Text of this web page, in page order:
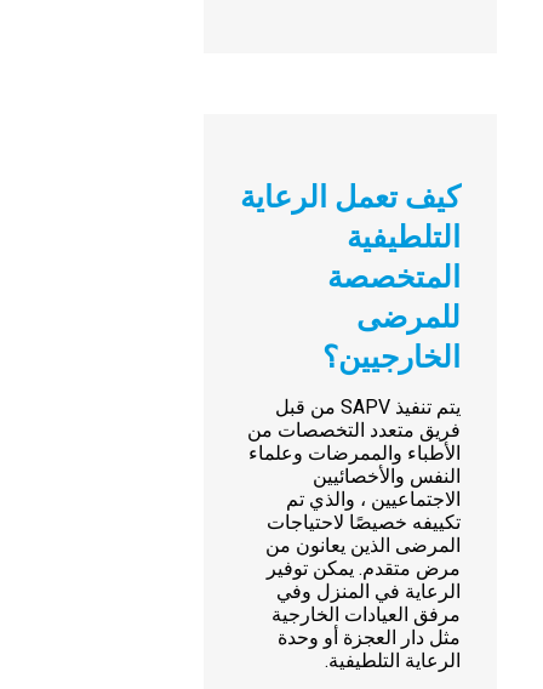
كيف تعمل الرعاية
التلطيفية
المتخصصة
للمرضى
الخارجيين؟
يتم تنفيذ SAPV من قبل
فريق متعدد التخصصات من
الأطباء والممرضات وعلماء
النفس والأخصائيين
الاجتماعيين ، والذي تم
تكييفه خصيصًا لاحتياجات
المرضى الذين يعانون من
مرض متقدم. يمكن توفير
الرعاية في المنزل وفي
مرفق العيادات الخارجية
مثل دار العجزة أو وحدة
الرعاية التلطيفية.